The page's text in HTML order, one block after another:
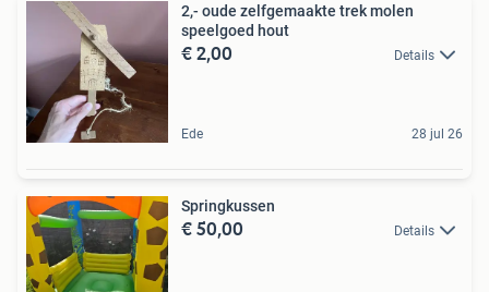
2,- oude zelfgemaakte trek molen
speelgoed hout
€ 2,00 Details
Ede 28 jul 26
Springkussen
€ 50,00 Details